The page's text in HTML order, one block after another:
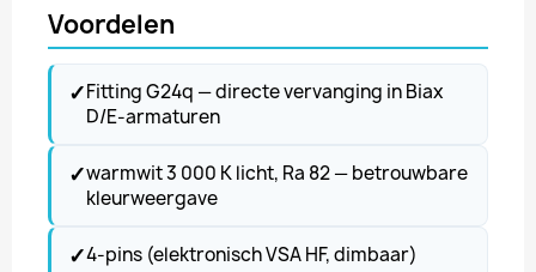
Voordelen
✓Fitting G24q — directe vervanging in Biax
D/E-armaturen
✓warmwit 3 000 K licht, Ra 82 — betrouwbare
kleurweergave
✓4-pins (elektronisch VSA HF, dimbaar)